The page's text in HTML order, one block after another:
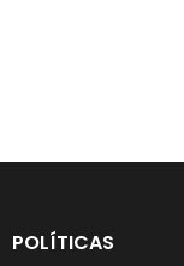
POLÍTICAS